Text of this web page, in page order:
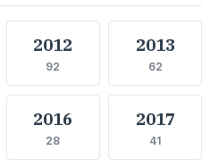
2012
92
2013
62
2016
28
2017
41